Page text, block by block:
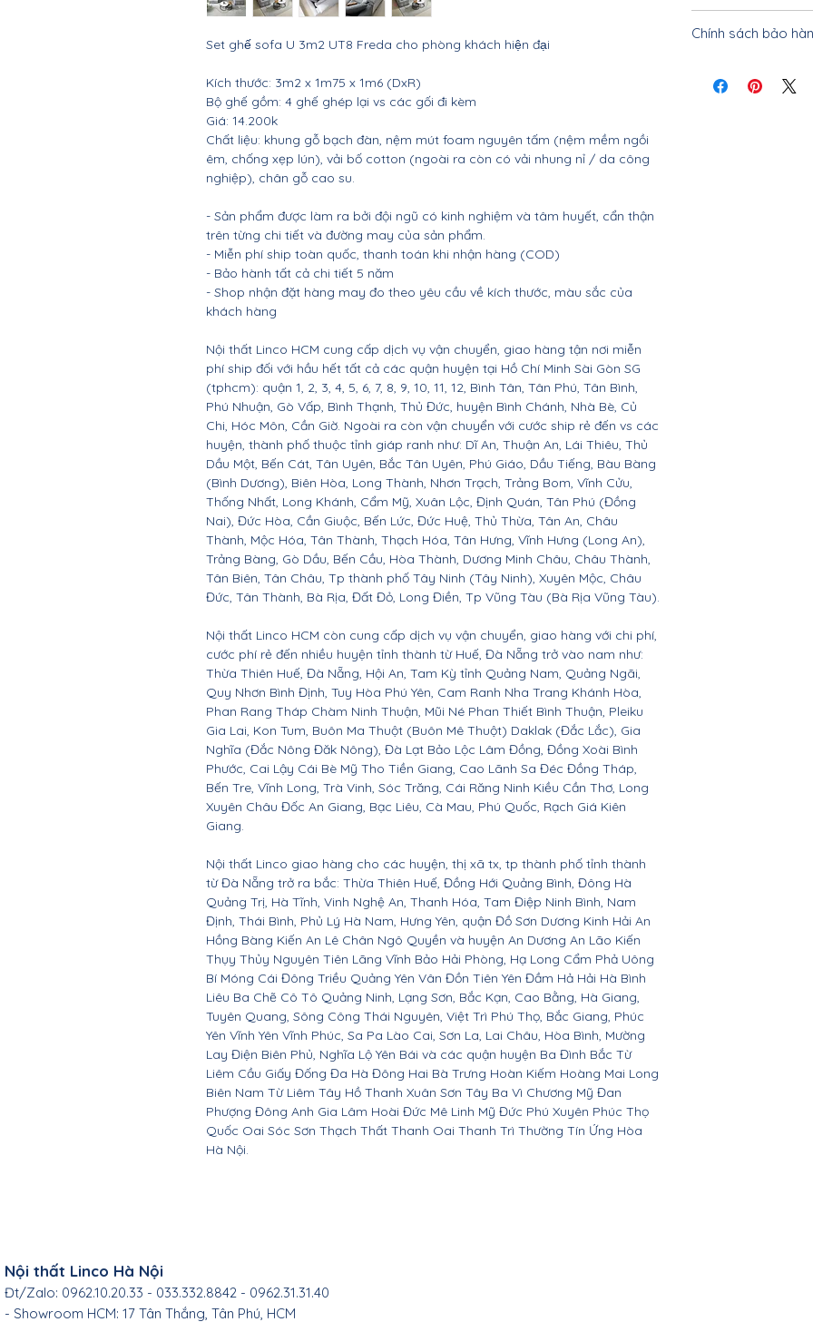
Set ghế sofa U 3m2 UT8 Freda cho phòng khách hiện đại
Kích thước: 3m2 x 1m75 x 1m6 (DxR)
Bộ ghế gồm: 4 ghế ghép lại vs các gối đi kèm
Giá: 14.200k
Chất liệu: khung gỗ bạch đàn, nệm mút foam nguyên tấm (nệm mềm ngồi
êm, chống xẹp lún), vải bố cotton (ngoài ra còn có vải nhung nỉ / da công
nghiệp), chân gỗ cao su.
- Sản phẩm được làm ra bởi đội ngũ có kinh nghiệm và tâm huyết, cẩn thận
trên từng chi tiết và đường may của sản phẩm.
- Miễn phí ship toàn quốc, thanh toán khi nhận hàng (COD)
- Bảo hành tất cả chi tiết 5 năm
- Shop nhận đặt hàng may đo theo yêu cầu về kích thước, màu sắc của
khách hàng
Nội thất Linco HCM cung cấp dịch vụ vận chuyển, giao hàng tận nơi miễn
phí ship đối với hầu hết tất cả các quận huyện tại Hồ Chí Minh Sài Gòn SG
(tphcm): quận 1, 2, 3, 4, 5, 6, 7, 8, 9, 10, 11, 12, Bình Tân, Tân Phú, Tân Bình,
Phú Nhuận, Gò Vấp, Bình Thạnh, Thủ Đức, huyện Bình Chánh, Nhà Bè, Củ
Chi, Hóc Môn, Cần Giờ. Ngoài ra còn vận chuyển với cước ship rẻ đến vs các
huyện, thành phố thuộc tỉnh giáp ranh như: Dĩ An, Thuận An, Lái Thiêu, Thủ
Dầu Một, Bến Cát, Tân Uyên, Bắc Tân Uyên, Phú Giáo, Dầu Tiếng, Bàu Bàng
(Bình Dương), Biên Hòa, Long Thành, Nhơn Trạch, Trảng Bom, Vĩnh Cửu,
Thống Nhất, Long Khánh, Cẩm Mỹ, Xuân Lộc, Định Quán, Tân Phú (Đồng
Nai), Đức Hòa, Cần Giuộc, Bến Lức, Đức Huệ, Thủ Thừa, Tân An, Châu
Thành, Mộc Hóa, Tân Thành, Thạch Hóa, Tân Hưng, Vĩnh Hưng (Long An),
Trảng Bàng, Gò Dầu, Bến Cầu, Hòa Thành, Dương Minh Châu, Châu Thành,
Tân Biên, Tân Châu, Tp thành phố Tây Ninh (Tây Ninh), Xuyên Mộc, Châu
Đức, Tân Thành, Bà Rịa, Đất Đỏ, Long Điền, Tp Vũng Tàu (Bà Rịa Vũng Tàu).
Nội thất Linco HCM còn cung cấp dịch vụ vận chuyển, giao hàng với chi phí,
cước phí rẻ đến nhiều huyện tỉnh thành từ Huế, Đà Nẵng trở vào nam như:
Thừa Thiên Huế, Đà Nẵng, Hội An, Tam Kỳ tỉnh Quảng Nam, Quảng Ngãi,
Quy Nhơn Bình Định, Tuy Hòa Phú Yên, Cam Ranh Nha Trang Khánh Hòa,
Phan Rang Tháp Chàm Ninh Thuận, Mũi Né Phan Thiết Bình Thuận, Pleiku
Gia Lai, Kon Tum, Buôn Ma Thuột (Buôn Mê Thuột) Daklak (Đắc Lắc), Gia
Nghĩa (Đắc Nông Đăk Nông), Đà Lạt Bảo Lộc Lâm Đồng, Đồng Xoài Bình
Phước, Cai Lậy Cái Bè Mỹ Tho Tiền Giang, Cao Lãnh Sa Đéc Đồng Tháp,
Bến Tre, Vĩnh Long, Trà Vinh, Sóc Trăng, Cái Răng Ninh Kiều Cần Thơ, Long
Xuyên Châu Đốc An Giang, Bạc Liêu, Cà Mau, Phú Quốc, Rạch Giá Kiên
Giang.
Nội thất Linco giao hàng cho các huyện, thị xã tx, tp thành phố tỉnh thành
từ Đà Nẵng trở ra bắc: Thừa Thiên Huế, Đồng Hới Quảng Bình, Đông Hà
Quảng Trị, Hà Tĩnh, Vinh Nghệ An, Thanh Hóa, Tam Điệp Ninh Bình, Nam
Định, Thái Bình, Phủ Lý Hà Nam, Hưng Yên, quận Đồ Sơn Dương Kinh Hải An
Hồng Bàng Kiến An Lê Chân Ngô Quyền và huyện An Dương An Lão Kiến
Thụy Thủy Nguyên Tiên Lãng Vĩnh Bảo Hải Phòng, Hạ Long Cẩm Phả Uông
Bí Móng Cái Đông Triều Quảng Yên Vân Đồn Tiên Yên Đầm Hả Hải Hà Bình
Liêu Ba Chẽ Cô Tô Quảng Ninh, Lạng Sơn, Bắc Kạn, Cao Bằng, Hà Giang,
Tuyên Quang, Sông Công Thái Nguyên, Việt Trì Phú Thọ, Bắc Giang, Phúc
Yên Vĩnh Yên Vĩnh Phúc, Sa Pa Lào Cai, Sơn La, Lai Châu, Hòa Bình, Mường
Lay Điện Biên Phủ, Nghĩa Lộ Yên Bái và các quận huyện Ba Đình Bắc Từ
Liêm Cầu Giấy Đống Đa Hà Đông Hai Bà Trưng Hoàn Kiếm Hoàng Mai Long
Biên Nam Từ Liêm Tây Hồ Thanh Xuân Sơn Tây Ba Vì Chương Mỹ Đan
Phượng Đông Anh Gia Lâm Hoài Đức Mê Linh Mỹ Đức Phú Xuyên Phúc Thọ
Quốc Oai Sóc Sơn Thạch Thất Thanh Oai Thanh Trì Thường Tín Ứng Hòa
Hà Nội.
khách vui lòng liên
Chính sách bảo
Nội thất Linco Hà Nội
Đt/Zalo: 0962.10.20.33 - 033.332.8842 - 0962.31.31.40
- Showroom HCM: 17 Tân Thắng, Tân Phú, HCM